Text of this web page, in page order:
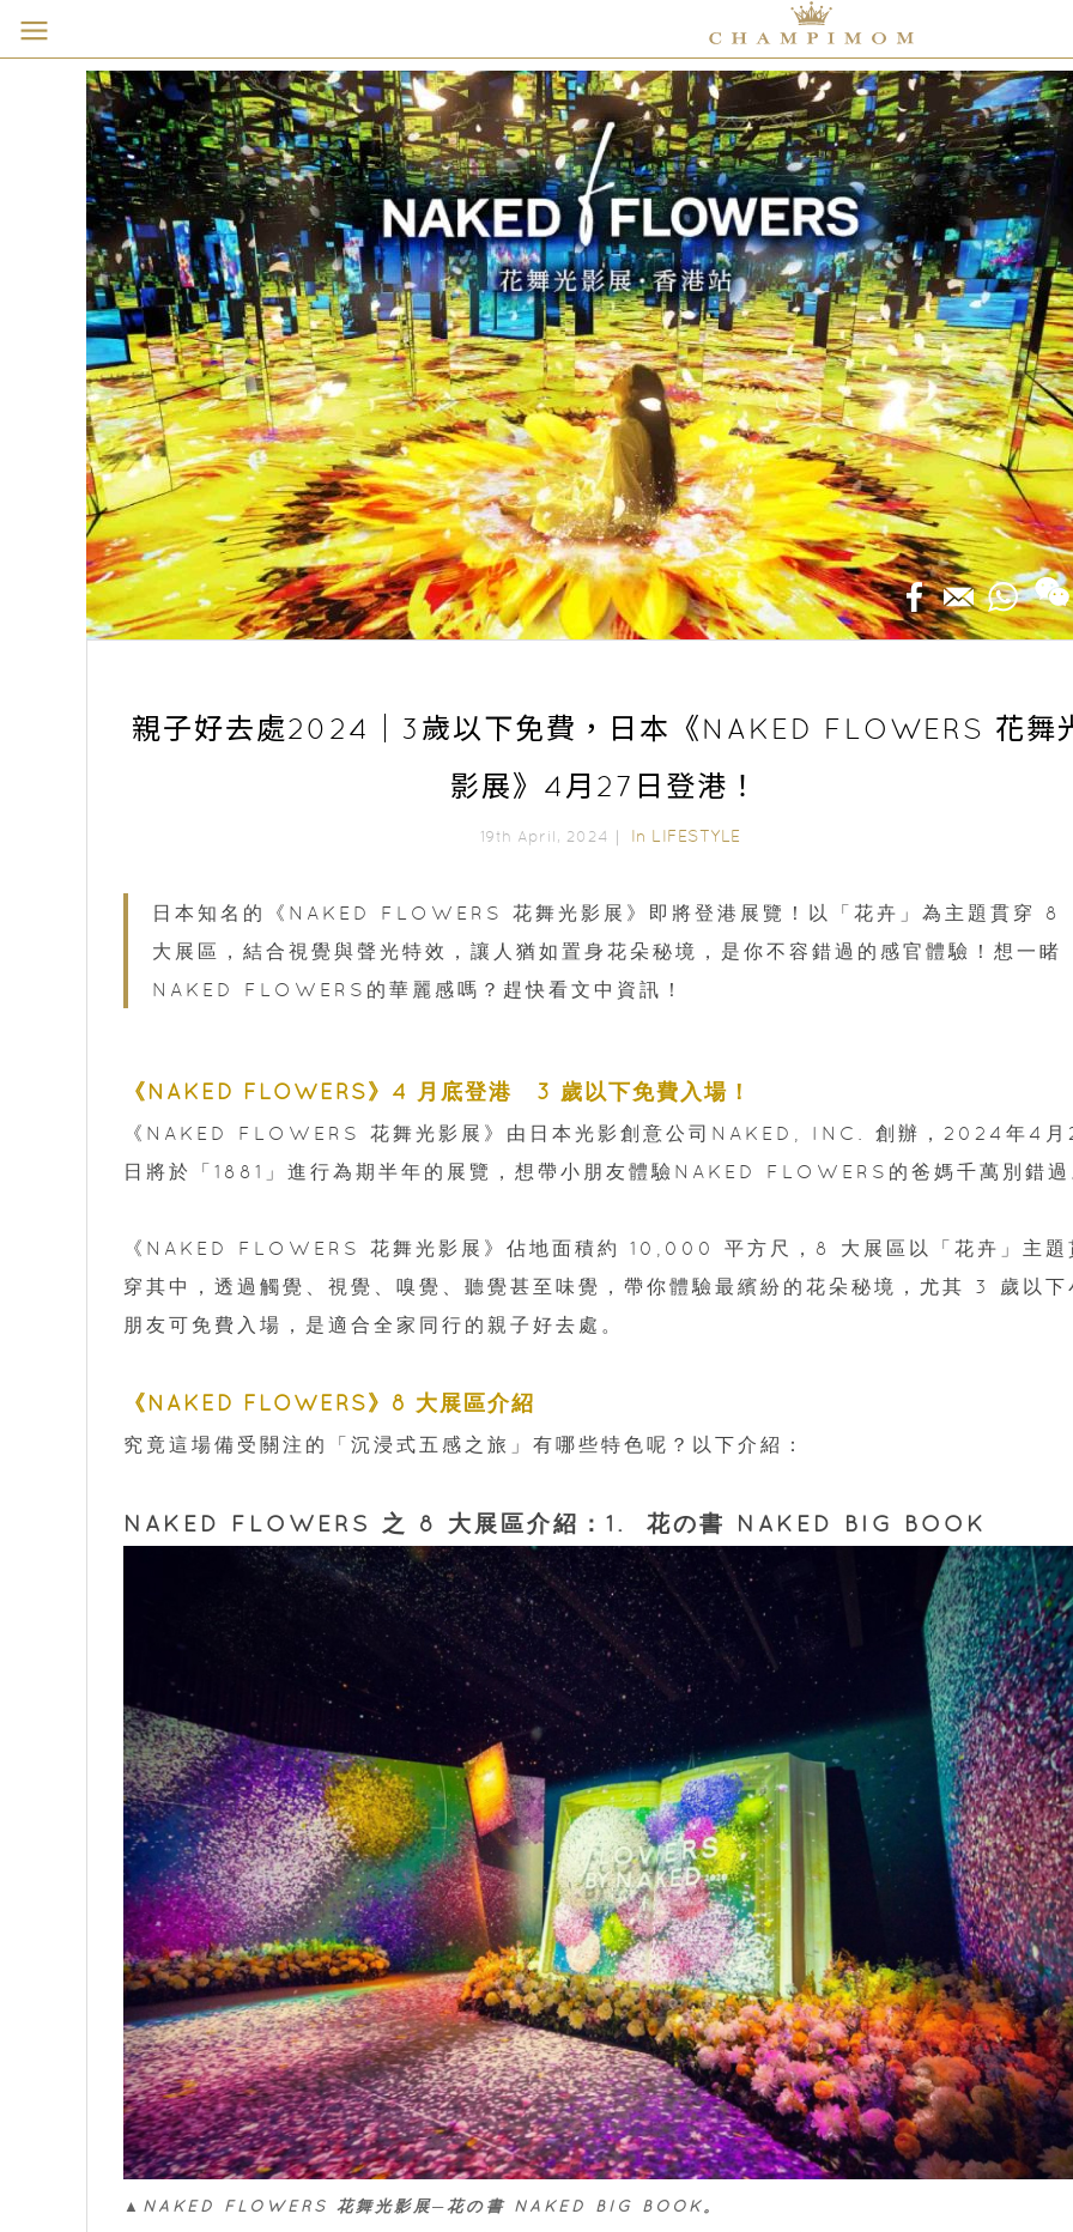
親子好去處2024｜3歲以下免費，日本《NAKED FLOWERS 花舞
影展》4月27日登港！
19th April, 2024｜ In LIFESTYLE
日本知名的《NAKED FLOWERS 花舞光影展》即將登港展覽！以「花卉」為主題貫穿 8
大展區，結合視覺與聲光特效，讓人猶如置身花朵秘境，是你不容錯過的感官體驗！想一睹
NAKED FLOWERS的華麗感嗎？趕快看文中資訊！
《NAKED FLOWERS》4 月底登港 3 歲以下免費入場！
《NAKED FLOWERS 花舞光影展》由日本光影創意公司NAKED, INC. 創辦，2024年4
日將於「1881」進行為期半年的展覽，想帶小朋友體驗NAKED FLOWERS的爸媽千萬別錯
《NAKED FLOWERS 花舞光影展》佔地面積約 10,000 平方尺，8 大展區以「花卉」主題
穿其中，透過觸覺、視覺、嗅覺、聽覺甚至味覺，帶你體驗最繽紛的花朵秘境，尤其 3 歲以下
朋友可免費入場，是適合全家同行的親子好去處。
《NAKED FLOWERS》8 大展區介紹
究竟這場備受關注的「沉浸式五感之旅」有哪些特色呢？以下介紹：
NAKED FLOWERS 之 8 大展區介紹：1. 花の書 NAKED BIG BOOK
▲NAKED FLOWERS 花舞光影展─花の書 NAKED BIG BOOK。